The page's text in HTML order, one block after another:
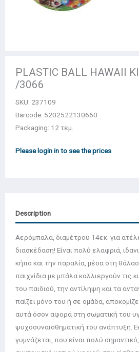
PLASTIC BALL HAWAII
/3066
SKU: 237109
Barcode: 5202522130660
Packaging: 12 τεμ.
Please login in to see the prices
Description
Αερόμπαλα, διαμέτρου 14εκ. για
διασκέδαση! Είναι πολύ ελαφριά,
κήπο και την παραλία, μέσα στη
παιχνίδια με μπάλα καλλιεργούν τις
του παιδιού, την αντίληψη και τα
παίζει μόνο του ή σε ομάδα,
αυτά όσον αφορά στη σωματική του
ψυχοσυναισθηματική του ανάπτυξη.
γυμνάζεται, που είναι πολύ